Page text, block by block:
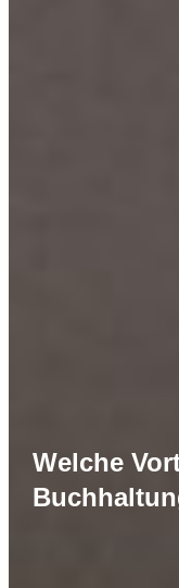
Welche